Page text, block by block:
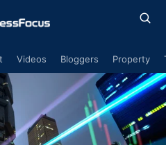
Videos Bloggers Property